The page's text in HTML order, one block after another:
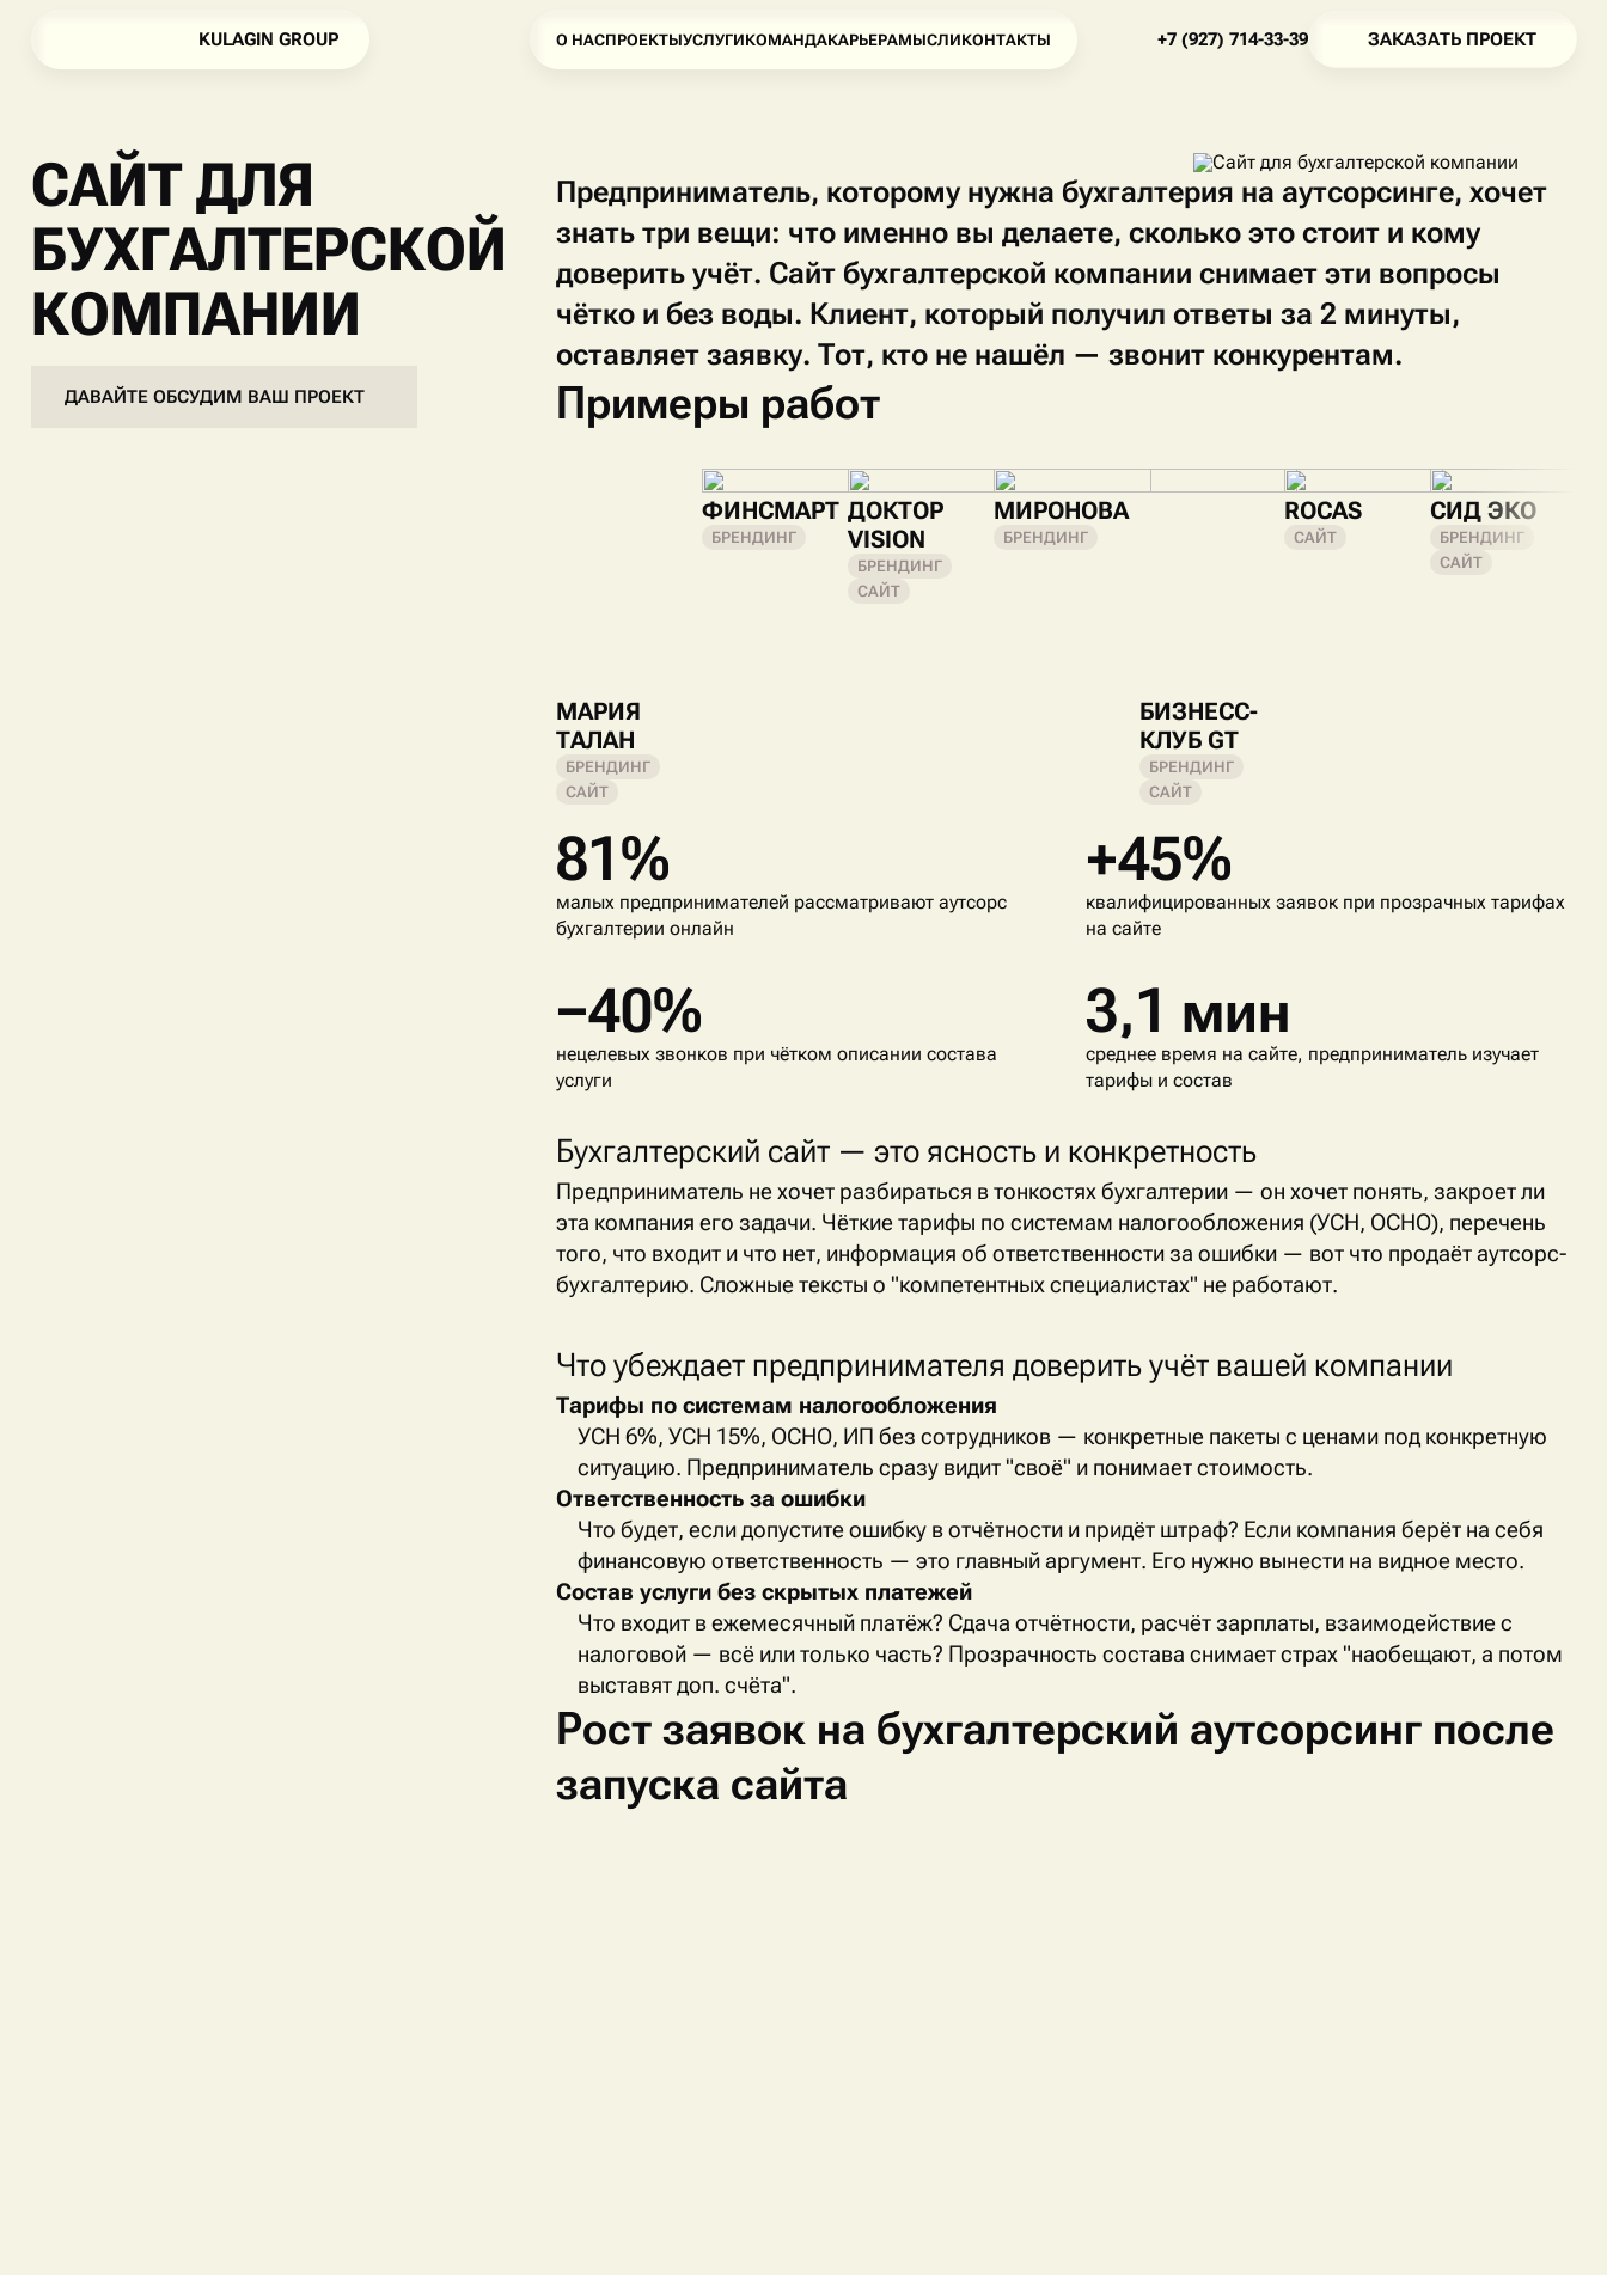
KULAGIN GROUP
О НАСПРОЕКТЫУСЛУГИКОМАНДАКАРЬЕРАМЫСЛИКОНТАКТЫ +7 (927) 714-33-39
ЗАКАЗАТЬ ПРОЕКТ
САЙТ ДЛЯ
БУХГАЛТЕРСКОЙ
КОМПАНИИ
ДАВАЙТЕ ОБСУДИМ ВАШ ПРОЕКТ
Предприниматель, которому нужна бухгалтерия на аутсорсинге, хочет
знать три вещи: что именно вы делаете, сколько это стоит и кому
доверить учёт. Сайт бухгалтерской компании снимает эти вопросы
чётко и без воды. Клиент, который получил ответы за 2 минуты,
оставляет заявку. Тот, кто не нашёл — звонит конкурентам.
Примеры работ
МАРИЯ
ТАЛАН
БРЕНДИНГ
САЙТ
ФИНСМАРТ
БРЕНДИНГ
ДОКТОР
VISION
БРЕНДИНГ
САЙТ
МИРОНОВА
БРЕНДИНГ
БИЗНЕСС-
КЛУБ GT
БРЕНДИНГ
САЙТ
ROCAS
САЙТ
СИД ЭКО
БРЕНДИНГ
САЙТ
81%
малых предпринимателей рассматривают аутсорс
бухгалтерии онлайн
+45%
квалифицированных заявок при прозрачных тарифах
на сайте
−40%
нецелевых звонков при чётком описании состава
услуги
3,1 мин
среднее время на сайте, предприниматель изучает
тарифы и состав
Бухгалтерский сайт — это ясность и конкретность
Предприниматель не хочет разбираться в тонкостях бухгалтерии — он хочет понять, закроет ли
эта компания его задачи. Чёткие тарифы по системам налогообложения (УСН, ОСНО), перечень
того, что входит и что нет, информация об ответственности за ошибки — вот что продаёт аутсорс-
бухгалтерию. Сложные тексты о "компетентных специалистах" не работают.
Что убеждает предпринимателя доверить учёт вашей компании
Тарифы по системам налогообложения
УСН 6%, УСН 15%, ОСНО, ИП без сотрудников — конкретные пакеты с ценами под конкретную
ситуацию. Предприниматель сразу видит "своё" и понимает стоимость.
Ответственность за ошибки
Что будет, если допустите ошибку в отчётности и придёт штраф? Если компания берёт на себя
финансовую ответственность — это главный аргумент. Его нужно вынести на видное место.
Состав услуги без скрытых платежей
Что входит в ежемесячный платёж? Сдача отчётности, расчёт зарплаты, взаимодействие с
налоговой — всё или только часть? Прозрачность состава снимает страх "наобещают, а потом
выставят доп. счёта".
Рост заявок на бухгалтерский аутсорсинг после
запуска сайта